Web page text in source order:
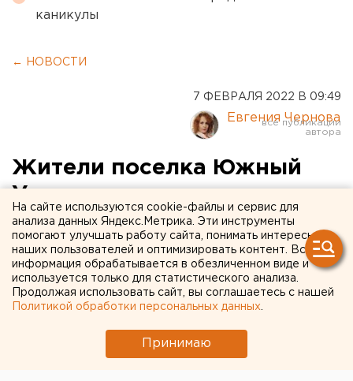
каникулы
← НОВОСТИ
7 ФЕВРАЛЯ 2022 В 09:49
Евгения Чернова
Жители поселка Южный
Урал написали петицию
Путину, требуя решить
проблемы с экологией
Ее подписало уже более 500 оренбуржцев.
На сайте используются cookie-файлы и сервис для
анализа данных Яндекс.Метрика. Эти инструменты
помогают улучшать работу сайта, понимать интересы
наших пользователей и оптимизировать контент. Вся
информация обрабатывается в обезличенном виде и
используется только для статистического анализа.
Продолжая использовать сайт, вы соглашаетесь с нашей
Политикой обработки персональных данных
Принимаю